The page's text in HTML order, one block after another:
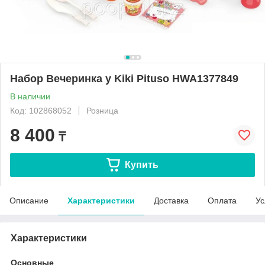
Набор Вечеринка у Kiki Pituso HWA1377849
В наличии
Код: 102868052
Розница
8 400 ₸
Купить
Описание Характеристики Доставка Оплата
Характеристики
Основные